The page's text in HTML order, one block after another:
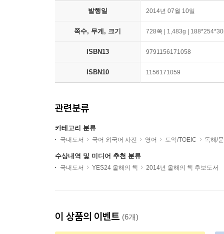
발행일 2014년 07월 10일
쪽수, 무게, 크기 728쪽 | 1,483g |
ISBN13 9791156171058
ISBN10 1156171059
관련분류
카테고리 분류
국내도서 국어 외국어 사전 영어 토익/TOEIC 독해/
수상내역 및 미디어 추천 분류
국내도서 YES24 올해의 책 2014년 올해의 책 후보도서
이 상품의 이벤트 (6개)